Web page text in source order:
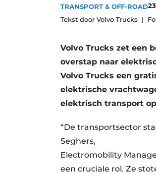
Vacatures
TRANSPORT & OFF-ROAD
Tekst door Volvo Trucks
Volvo Trucks zet een
overstap naar
Volvo Trucks een
elektrische
elektrisch transport
“De transportsector
Seghers,
Electromobility
een cruciale rol. Ze